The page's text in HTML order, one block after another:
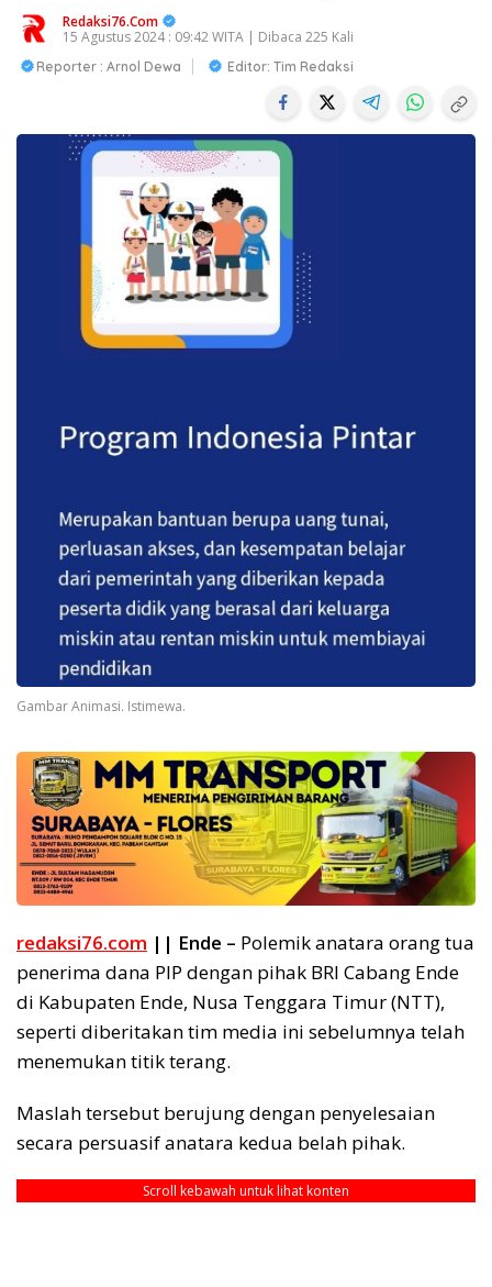
Redaksi76.com
15 Agustus 2024 : 09:42 WITA | Dibaca 225 Kali
Reporter : Arnol Dewa Editor: Tim Redaksi
Gambar Animasi. Istimewa.
redaksi76.com || Ende – Polemik anatara orang tua
penerima dana PIP dengan pihak BRI Cabang Ende
di Kabupaten Ende, Nusa Tenggara Timur (NTT),
seperti diberitakan tim media ini sebelumnya telah
menemukan titik terang.
Maslah tersebut berujung dengan penyelesaian
secara persuasif anatara kedua belah pihak.
Scroll kebawah untuk lihat konten